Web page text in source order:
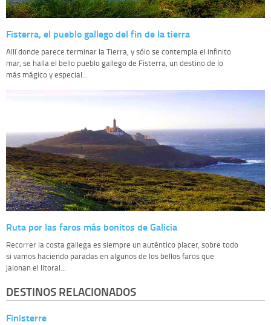
Fisterra, el pueblo gallego del fin de la tierra
Allí donde parece terminar la Tierra, y sólo se contempla el infinito
mar, se halla el bello pueblo gallego de Fisterra, un destino de lo
más mágico y especial...
Ruta por las faros más bonitos de Galicia
Recorrer la costa gallega es siempre un auténtico placer, sobre todo
si vamos haciendo paradas en algunos de los bellos faros que
jalonan el litoral...
DESTINOS RELACIONADOS
Finisterre